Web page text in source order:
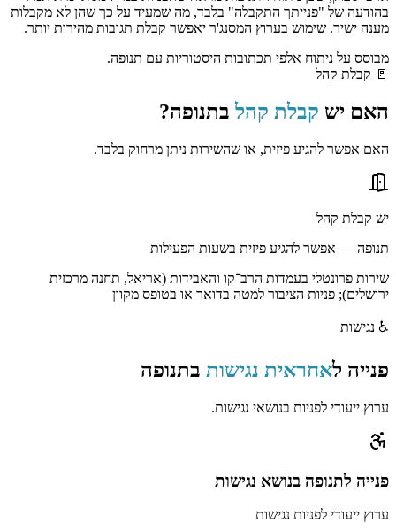
בהודעה של "פנייתך התקבלה" בלבד, מה שמעיד על כך שהן לא מקבלות
מענה ישיר. שימוש בערוץ המסנג'ר יאפשר קבלת תגובות מהירות יותר.
מבוסס על ניתוח אלפי תכתובות היסטוריות עם תנופה.
🚪 קבלת קהל
האם יש קבלת קהל בתנופה?
האם אפשר להגיע פיזית, או שהשירות ניתן מרחוק בלבד.
יש קבלת קהל
תנופה — אפשר להגיע פיזית בשעות הפעילות
שירות פרונטלי בעמדות הרב־קו והאבידות (אריאל, תחנה מרכזית
ירושלים); פניות הציבור למטה בדואר או בטופס מקוון
♿ נגישות
פנייה לאחראית נגישות בתנופה
ערוץ ייעודי לפניות בנושאי נגישות.
פנייה לתנופה בנושא נגישות
ערוץ ייעודי לפניות נגישות